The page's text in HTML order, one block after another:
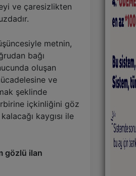
ve çaresizlikten
metnin,
bağı
oluşan
ve
şeklinde
içkinliğini göz
kaygısı ile
gözlü ilan